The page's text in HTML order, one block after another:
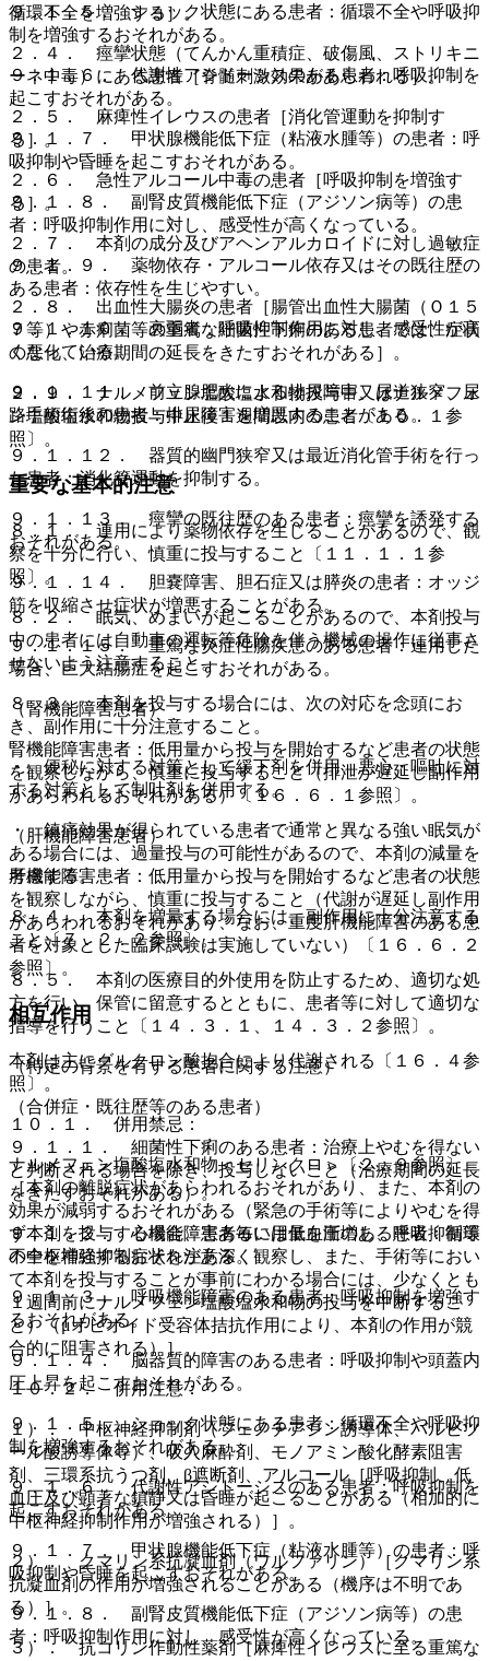
９．１．５． ショック状態にある患者：循環不全や呼吸抑
制を増強するおそれがある。
９．１．６． 代謝性アシドーシスのある患者：呼吸抑制を
起こすおそれがある。
９．１．７． 甲状腺機能低下症（粘液水腫等）の患者：呼
吸抑制や昏睡を起こすおそれがある。
９．１．８． 副腎皮質機能低下症（アジソン病等）の患
者：呼吸抑制作用に対し、感受性が高くなっている。
９．１．９． 薬物依存・アルコール依存又はその既往歴の
ある患者：依存性を生じやすい。
９．１．１０． 衰弱者：呼吸抑制作用に対し、感受性が高
くなっている。
９．１．１１． 前立腺肥大による排尿障害、尿道狭窄、尿
路手術術後の患者：排尿障害を増悪することがある。
９．１．１２． 器質的幽門狭窄又は最近消化管手術を行っ
た患者：消化管運動を抑制する。
９．１．１３． 痙攣の既往歴のある患者：痙攣を誘発する
おそれがある。
９．１．１４． 胆嚢障害、胆石症又は膵炎の患者：オッジ
筋を収縮させ症状が増悪することがある。
９．１．１５． 重篤な炎症性腸疾患のある患者：連用した
場合、巨大結腸症を起こすおそれがある。
（腎機能障害患者）
腎機能障害患者：低用量から投与を開始するなど患者の状態
を観察しながら、慎重に投与すること（排泄が遅延し副作用
があらわれるおそれがある）〔１６．６．１参照〕。
（肝機能障害患者）
肝機能障害患者：低用量から投与を開始するなど患者の状態
を観察しながら、慎重に投与すること（代謝が遅延し副作用
があらわれるおそれがあり、なお、重度肝機能障害のある患
者を対象とした臨床試験は実施していない）〔１６．６．２
参照〕。
相互作用
本剤は主にグルクロン酸抱合により代謝される〔１６．４参
照〕。
１０．１． 併用禁忌：
ナルメフェン塩酸塩水和物＜セリンクロ＞〔２．９参照〕
［本剤の離脱症状があらわれるおそれがあり、また、本剤の
効果が減弱するおそれがある（緊急の手術等によりやむを得
ず本剤を投与する場合、患者毎に用量を漸増し、呼吸抑制等
の中枢神経抑制症状を注意深く観察し、また、手術等におい
て本剤を投与することが事前にわかる場合には、少なくとも
１週間前にナルメフェン塩酸塩水和物の投与を中断するこ
と）（μオピオイド受容体拮抗作用により、本剤の作用が競
合的に阻害される）］。
１０．２． 併用注意：
１）． 中枢神経抑制剤（フェノチアジン誘導体、バルビツ
ール酸誘導体等）、吸入麻酔剤、モノアミン酸化酵素阻害
剤、三環系抗うつ剤、β遮断剤、アルコール［呼吸抑制、低
血圧及び顕著な鎮静又は昏睡が起こることがある（相加的に
中枢神経抑制作用が増強される）］。
２）． クマリン系抗凝血剤（ワルファリン）［クマリン系
抗凝血剤の作用が増強されることがある（機序は不明であ
る）］。
３）． 抗コリン作動性薬剤［麻痺性イレウスに至る重篤な
循環不全を増強する］。
２．４． 痙攣状態（てんかん重積症、破傷風、ストリキニ
ーネ中毒）にある患者［脊髄刺激効果があらわれる］。
２．５． 麻痺性イレウスの患者［消化管運動を抑制す
る］。
２．６． 急性アルコール中毒の患者［呼吸抑制を増強す
る］。
２．７． 本剤の成分及びアヘンアルカロイドに対し過敏症
の患者。
２．８． 出血性大腸炎の患者［腸管出血性大腸菌（Ｏ１５
７等）や赤痢菌等の重篤な細菌性下痢のある患者では、症状
の悪化、治療期間の延長をきたすおそれがある］。
２．９． ナルメフェン塩酸塩水和物投与中又はナルメフェ
ン塩酸塩水和物投与中止後１週間以内の患者〔１０．１参
照〕。
重要な基本的注意
８．１． 連用により薬物依存を生じることがあるので、観
察を十分に行い、慎重に投与すること〔１１．１．１参
照〕。
８．２． 眠気、めまいが起こることがあるので、本剤投与
中の患者には自動車の運転等危険を伴う機械の操作に従事さ
せないよう注意すること。
８．３． 本剤を投与する場合には、次の対応を念頭にお
き、副作用に十分注意すること。
・ 便秘に対する対策として緩下剤を併用、悪心・嘔吐に対
する対策として制吐剤を併用する。
・ 鎮痛効果が得られている患者で通常と異なる強い眠気が
ある場合には、過量投与の可能性があるので、本剤の減量を
考慮する。
８．４． 本剤を増量する場合には、副作用に十分注意する
こと〔７．２．２参照〕。
８．５． 本剤の医療目的外使用を防止するため、適切な処
方を行い、保管に留意するとともに、患者等に対して適切な
指導を行うこと〔１４．３．１、１４．３．２参照〕。
（特定の背景を有する患者に関する注意）
（合併症・既往歴等のある患者）
９．１．１． 細菌性下痢のある患者：治療上やむを得ない
と判断される場合を除き、投与しないこと（治療期間の延長
をきたすおそれがある）。
９．１．２． 心機能障害あるいは低血圧のある患者：循環
不全を増強するおそれがある。
９．１．３． 呼吸機能障害のある患者：呼吸抑制を増強す
るおそれがある。
９．１．４． 脳器質的障害のある患者：呼吸抑制や頭蓋内
圧上昇を起こすおそれがある。
９．１．５． ショック状態にある患者：循環不全や呼吸抑
制を増強するおそれがある。
９．１．６． 代謝性アシドーシスのある患者：呼吸抑制を
起こすおそれがある。
９．１．７． 甲状腺機能低下症（粘液水腫等）の患者：呼
吸抑制や昏睡を起こすおそれがある。
９．１．８． 副腎皮質機能低下症（アジソン病等）の患
者：呼吸抑制作用に対し、感受性が高くなっている。